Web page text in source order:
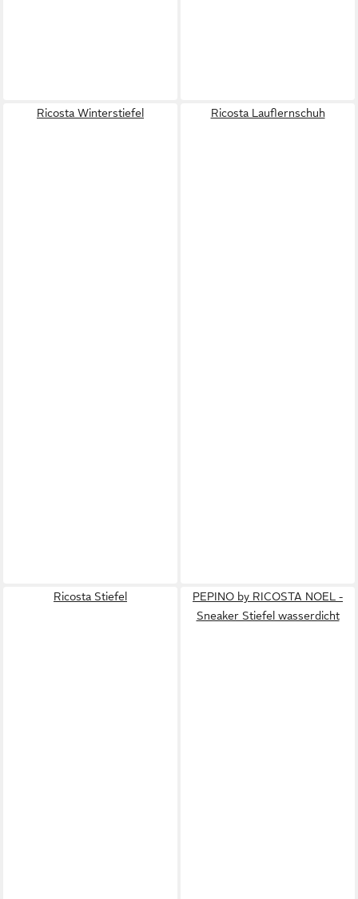
Ricosta Winterstiefel Ricosta Lauflernschuh
Ricosta Stiefel
PEPINO by RICOSTA NOEL -
Sneaker Stiefel wasserdicht